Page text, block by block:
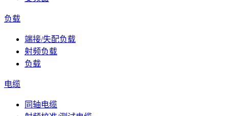
负载
端接/失配负载
射频负载
负载
电缆
同轴电缆